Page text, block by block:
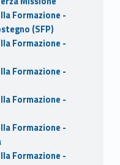
Formazione -
(SFP)
Formazione -
Formazione -
Formazione -
Formazione -
Formazione -